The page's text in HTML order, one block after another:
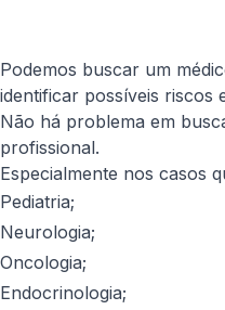
Podemos buscar um
identificar possíveis riscos
Não há problema em
profissional.
Especialmente nos casos
Pediatria;
Neurologia;
Oncologia;
Endocrinologia;